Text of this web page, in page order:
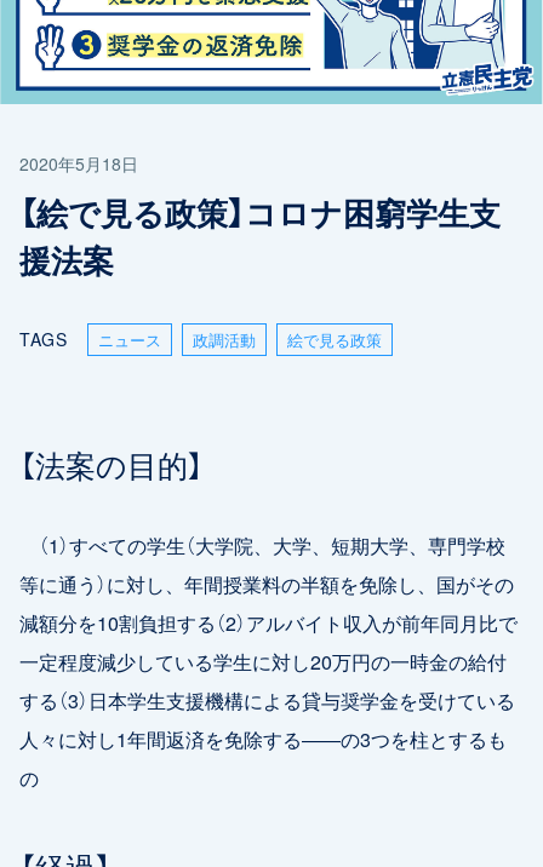
2020年5月18日
【絵で見る政策】コロナ困窮学生支
援法案
TAGS ニュース 政調活動 絵で見る政策
【法案の目的】
（1）すべての学生（大学院、大学、短期大学、専門学校
等に通う）に対し、年間授業料の半額を免除し、国がその
減額分を10割負担する（2）アルバイト収入が前年同月比で
一定程度減少している学生に対し20万円の一時金の給付
する（3）日本学生支援機構による貸与奨学金を受けている
人々に対し1年間返済を免除する――の3つを柱とするも
の